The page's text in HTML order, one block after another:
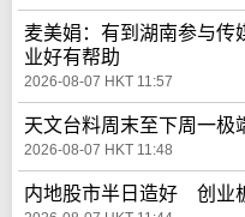
麦美娟：有到湖南参与传
业好有帮助
2026-08-07 HKT 11:57
天文台料周末至下周一
2026-08-07 HKT 11:48
内地股市半日造好 创业